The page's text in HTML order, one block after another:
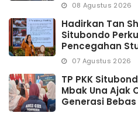
08 Agustus 2026
Hadirkan Tan
Situbondo
Pencegahan
07 Agustus 2026
TP PKK
Mbak Una Ajak
Generasi